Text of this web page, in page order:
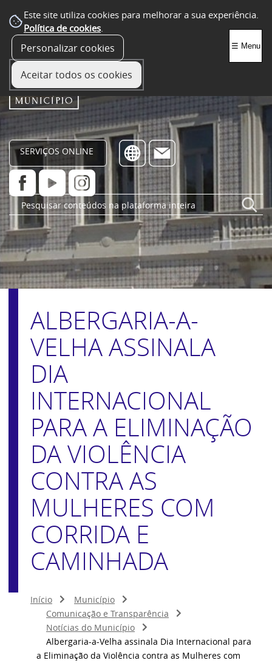
Este site utiliza cookies para melhorar a sua experiência.
Política de cookies.
Personalizar cookies
Aceitar todos os cookies
SERVIÇOS ONLINE
☰ Menu
ALBERGARIA-A-
VELHA ASSINALA
DIA
INTERNACIONAL
PARA A ELIMINAÇÃO
DA VIOLÊNCIA
CONTRA AS
MULHERES COM
CORRIDA E
CAMINHADA
Início
Município
Comunicação e Transparência
Notícias do Município
Albergaria-a-Velha assinala Dia Internacional para
a Eliminação da Violência contra as Mulheres com